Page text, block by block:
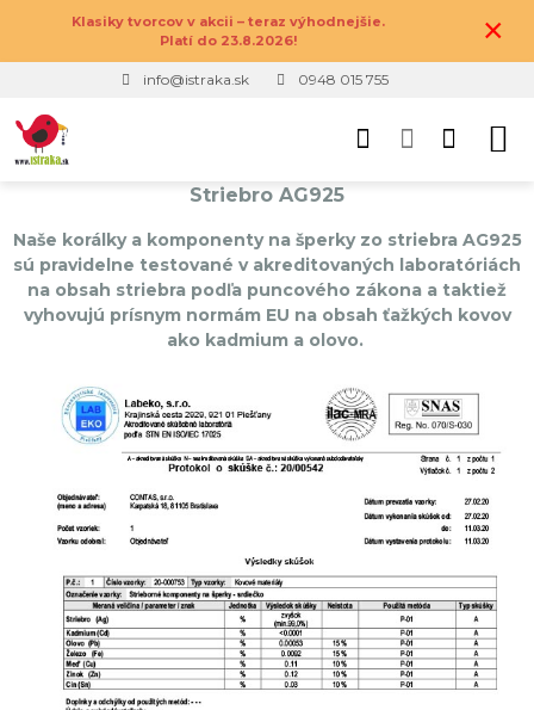
Klasiky tvorcov v akcii – teraz výhodnejšie.
Platí do 23.8.2026!
×
info@istraka.sk 0948 015 755
Striebro AG925
Naše korálky a komponenty na šperky zo striebra AG925
sú pravidelne testované v akreditovaných laboratóriách
na obsah striebra podľa puncového zákona a taktiež
vyhovujú prísnym normám EU na obsah ťažkých kovov
ako kadmium a olovo.